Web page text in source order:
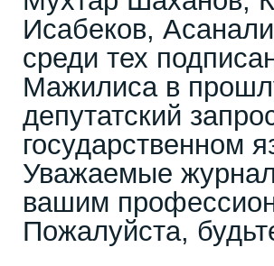
Исабеков,
среди тех
Мажилиса в
депутатский
государственном
Уважаемые
вашим
Пожалуйста,